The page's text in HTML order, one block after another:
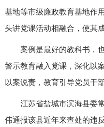
基地等市级廉政教育基地作
头讲党课活动相融合，使其
案例是最好的教科书，
警示教育融入党课，深化以
以案说责，教育引导党员干
江苏省盐城市滨海县委
伟通报该县近年来查处的违